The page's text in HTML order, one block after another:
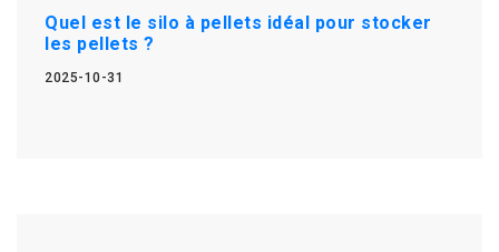
Quel est le silo à pellets idéal pour stocker
les pellets ?
2025-10-31